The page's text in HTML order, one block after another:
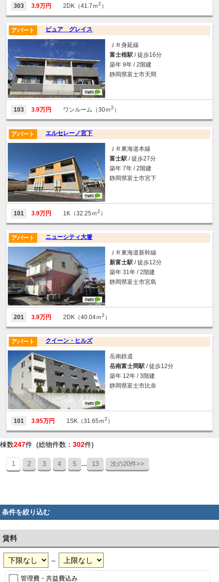
303 3.9万円 2DK（41.7ｍ2 ）
ピュア グレイス
アパート
ＪＲ身延線
富士根駅 / 徒歩16分
築年 9年 / 2階建
静岡県富士市天間
103 3.9万円 ワンルーム（30ｍ2 ）
エルセレーノ宮下
アパート
ＪＲ東海道本線
富士駅 / 徒歩27分
築年 7年 / 2階建
静岡県富士市宮下
101 3.9万円 1K（32.25ｍ2 ）
ニューシティ大箸
アパート
ＪＲ東海道新幹線
新富士駅 / 徒歩12分
築年 31年 / 2階建
静岡県富士市宮島
201 3.9万円 2DK（40.04ｍ2 ）
クイーン・ヒルズ
アパート
岳南鉄道
岳南富士岡駅 / 徒歩12分
築年 12年 / 3階建
静岡県富士市比奈
101 3.95万円 1SK（31.65ｍ2 ）
棟数247件 (総物件数： 302件)
1 2 3 4 5 ... 13 次の20件>>
条件を絞り込む
賃料
～
管理費・共益費込み